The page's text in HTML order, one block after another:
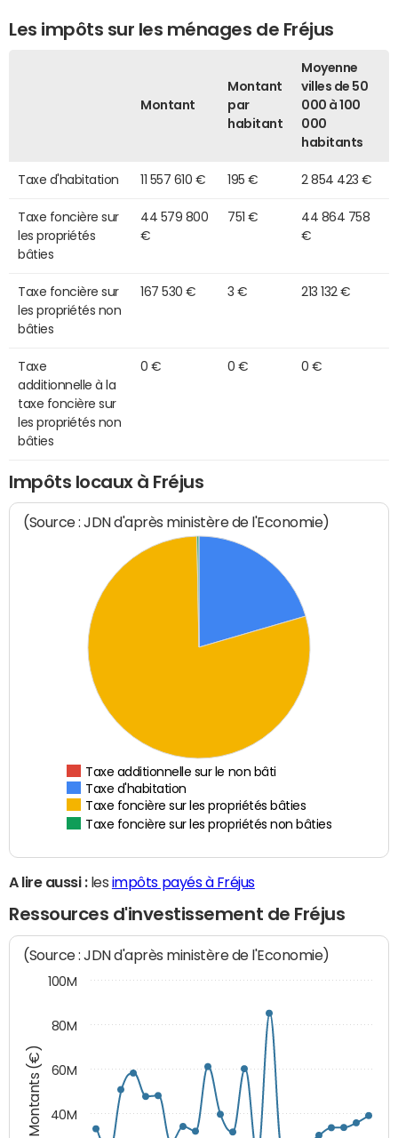
Les impôts sur les ménages de Fréjus
Montant
Montant
par
habitant
Moyenne
villes de 50
000 à 100
000
habitants
Taxe d'habitation 11 557 610 € 195 € 2 854 423 €
Taxe foncière sur
les propriétés
bâties
44 579 800
€
751 €
44 864 758
€
Taxe foncière sur
les propriétés non
bâties
167 530 € 3 € 213 132 €
Taxe
additionnelle à la
taxe foncière sur
les propriétés non
bâties
0 € 0 € 0 €
Impôts locaux à Fréjus
(Source : JDN d'après ministère de l'Economie)
Taxe additionnelle sur le non bâti
Taxe d'habitation
Taxe foncière sur les propriétés bâties
Taxe foncière sur les propriétés non bâties
A lire aussi :les impôts payés à Fréjus
Ressources d'investissement de Fréjus
Montants (€)
(Source : JDN d'après ministère de l'Economie)
40M
60M
80M
100M